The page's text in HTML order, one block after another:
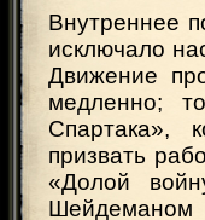
Внутреннее
исключало
Движение
медленно;
Спартака»,
призвать
«Долой